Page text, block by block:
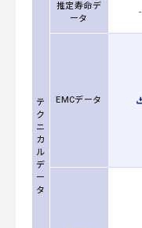
テ
ク
ニ
カ
ル
デ
ー
タ
推定寿命デ
ータ
-
EMCデータ